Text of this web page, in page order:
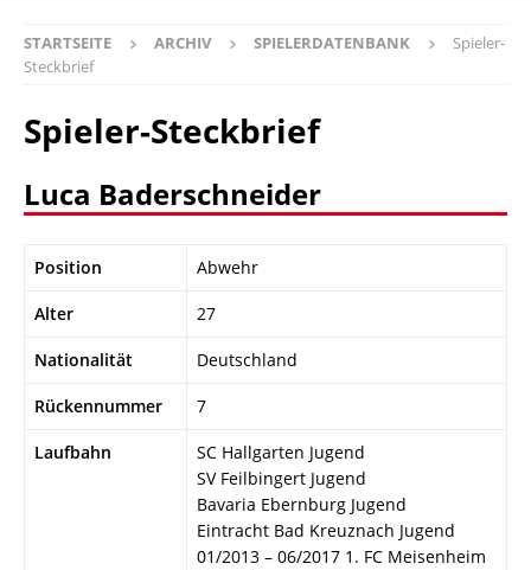
STARTSEITE ARCHIV SPIELERDATENBANK
Spieler-
Steckbrief
Spieler-Steckbrief
Luca Baderschneider
Position Abwehr
Alter 27
Nationalität Deutschland
Rückennummer 7
Laufbahn
SC Hallgarten Jugend
SV Feilbingert Jugend
Bavaria Ebernburg Jugend
Eintracht Bad Kreuznach Jugend
01/2013 – 06/2017 1. FC Meisenheim